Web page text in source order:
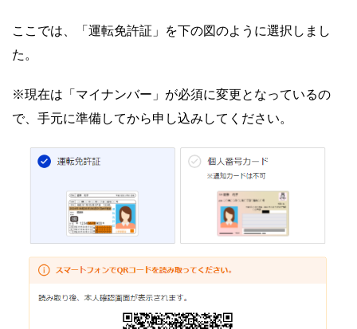
ここでは、「運転免許証」を下の図のように選択しまし
た。
※現在は「マイナンバー」が必須に変更となっているの
で、手元に準備してから申し込みしてください。